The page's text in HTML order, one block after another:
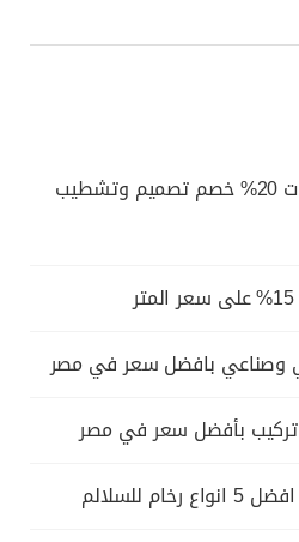
حجر هاشمي احمر للواجهات 20% خصم تصميم وتشطيب
وصناعي بافضل سعر في مصر
للسلالم